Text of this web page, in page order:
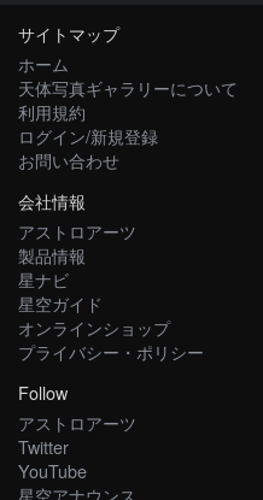
サイトマップ
ホーム
天体写真ギャラリーについて
利用規約
ログイン/新規登録
お問い合わせ
会社情報
アストロアーツ
製品情報
星ナビ
星空ガイド
オンラインショップ
プライバシー・ポリシー
Follow
アストロアーツ
Twitter
YouTube
星空アナウンス